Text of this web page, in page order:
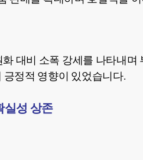
대비 소폭 강세를 나타내며
정적 영향이 있었습니다.
실성 상존